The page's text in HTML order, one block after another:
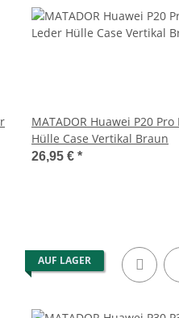
MATADOR Huawei P20 Pro
Hülle Case Vertikal Braun
26,95 € *
AUF LAGER